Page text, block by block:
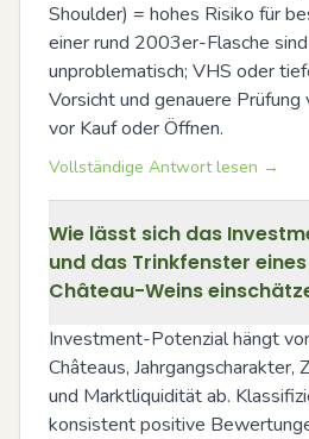
Shoulder) = hohes Risiko für
einer rund 2003er-Flasche
unproblematisch; VHS oder
Vorsicht und genauere Prüfung
vor Kauf oder Öffnen.
Vollständige Antwort lesen →
Wie lässt sich das
und das Trinkfenster
Château-Weins
Investment-Potenzial hängt
Châteaus, Jahrgangscharakter,
und Marktliquidität ab.
konsistent positive